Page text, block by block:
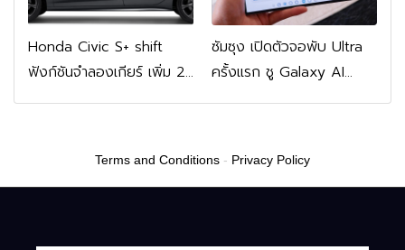
Honda Civic S+ shift
ฟังก์ชันจำลองเกียร์ เพิ่ม 2
หมื่นบาท
ซัมซุง เปิดตัวจอพับ Ultra
ครั้งแรก ชู Galaxy AI
เชื่อมมือถือ-นาฬิกา-แว่น
Terms and Conditions - Privacy Policy